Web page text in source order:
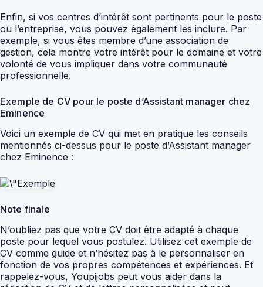
Enfin, si vos centres d’intérêt sont pertinents pour le poste
ou l’entreprise, vous pouvez également les inclure. Par
exemple, si vous êtes membre d’une association de
gestion, cela montre votre intérêt pour le domaine et votre
volonté de vous impliquer dans votre communauté
professionnelle.
Exemple de CV pour le poste d’Assistant manager chez
Eminence
Voici un exemple de CV qui met en pratique les conseils
mentionnés ci-dessus pour le poste d’Assistant manager
chez Eminence :
Note finale
N’oubliez pas que votre CV doit être adapté à chaque
poste pour lequel vous postulez. Utilisez cet exemple de
CV comme guide et n’hésitez pas à le personnaliser en
fonction de vos propres compétences et expériences. Et
rappelez-vous, Youpijobs peut vous aider dans la